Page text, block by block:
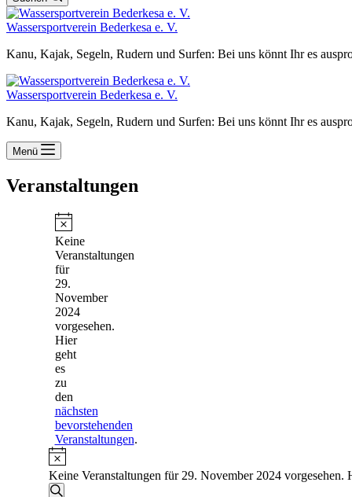
Wassersportverein Bederkesa e. V.
Kanu, Kajak, Segeln, Rudern und Surfen: Bei uns könnt Ihr es
Wassersportverein Bederkesa e. V.
Kanu, Kajak, Segeln, Rudern und Surfen: Bei uns könnt Ihr es
Menü
Veranstaltungen
Veranstaltungen
für
29.
November
2024
Hinweis
Keine
Veranstaltungen
für
29.
November
2024
vorgesehen.
Hier
geht
es
zu
den
nächsten
bevorstehenden
Veranstaltungen.
Hinweis
Keine Veranstaltungen für 29. November 2024 vorgesehen.
Veranstaltungen